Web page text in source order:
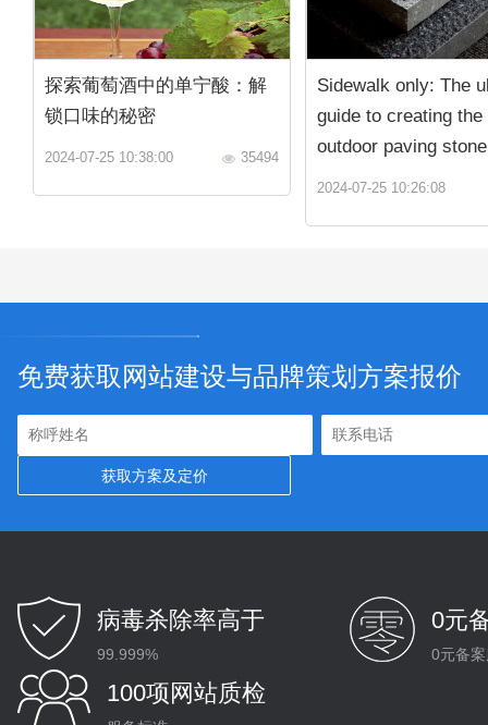
探索葡萄酒中的单宁酸：解
锁口味的秘密
2024-07-25 10:38:00 35494
Sidewalk only: The
guide to creating the
outdoor paving stone
2024-07-25 10:26:08
免费获取网站建设与品牌策划方案报价
病毒杀除率高于
99.999%
0元
0元备
100项网站质检